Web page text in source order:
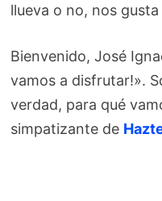
llueva o no, nos
Bienvenido, José
vamos a disfrutar!».
verdad, para qué
simpatizante de